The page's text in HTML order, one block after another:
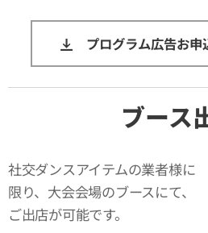
プログラム広告お
ブース
社交ダンスアイテムの業者様に
限り、大会会場のブースにて、
ご出店が可能です。